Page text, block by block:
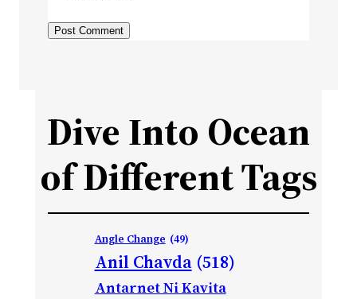
Dive Into Ocean
of Different Tags
Angle Change (49)
Anil Chavda (518)
Antarnet Ni Kavita